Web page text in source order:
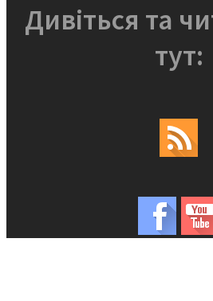
Дивіться та
тут: